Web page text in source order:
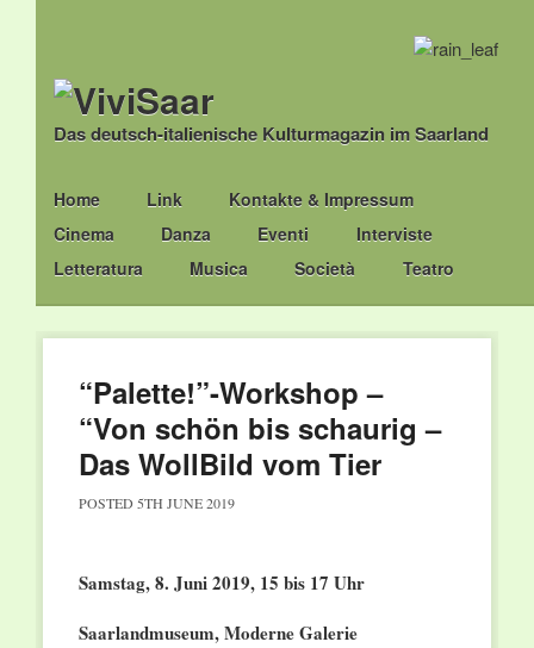
Das deutsch-italienische Kulturmagazin im Saarland
Main menu
Skip
to
content
Home Link
Kontakte & Impressum
Cinema
Danza Eventi
Interviste
Letteratura
Musica Società Teatro
“Palette!”-Workshop –
“Von schön bis schaurig –
Das WollBild vom Tier
POSTED 5TH JUNE 2019
Samstag, 8. Juni 2019, 15 bis 17 Uhr
Saarlandmuseum, Moderne Galerie